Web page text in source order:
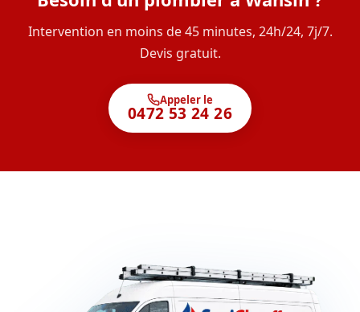
Intervention en moins de 45 minutes, 24h/24, 7j/7.
Devis gratuit.
Appeler le
0472 53 24 26